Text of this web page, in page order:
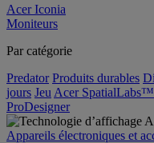
Acer Iconia
Moniteurs
Par catégorie
Predator Produits durables
jours Jeu Acer SpatialLabs™
ProDesigner
Appareils électroniques et